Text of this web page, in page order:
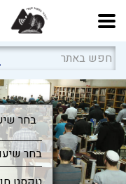
בחר
בחר
בחר